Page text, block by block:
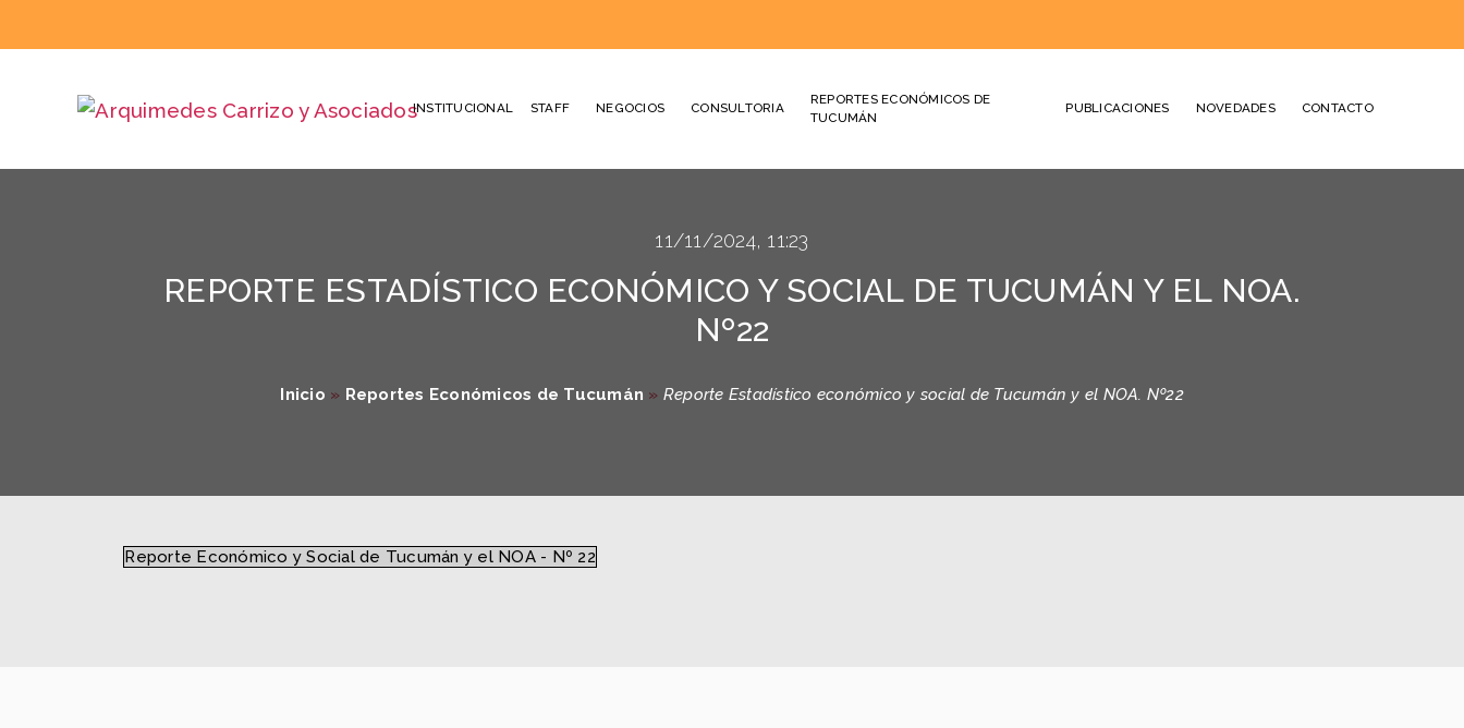
INSTITUCIONAL STAFF NEGOCIOS CONSULTORIA
REPORTES ECONÓMICOS DE
TUCUMÁN
PUBLICACIONES NOVEDADES CONTACTO
11/11/2024, 11:23
REPORTE ESTADÍSTICO ECONÓMICO Y SOCIAL DE TUCUMÁN Y EL NOA.
Nº22
Inicio » Reportes Económicos de Tucumán » Reporte Estadístico económico y social de Tucumán y el NOA. Nº22
Reporte Económico y Social de Tucumán y el NOA - Nº 22